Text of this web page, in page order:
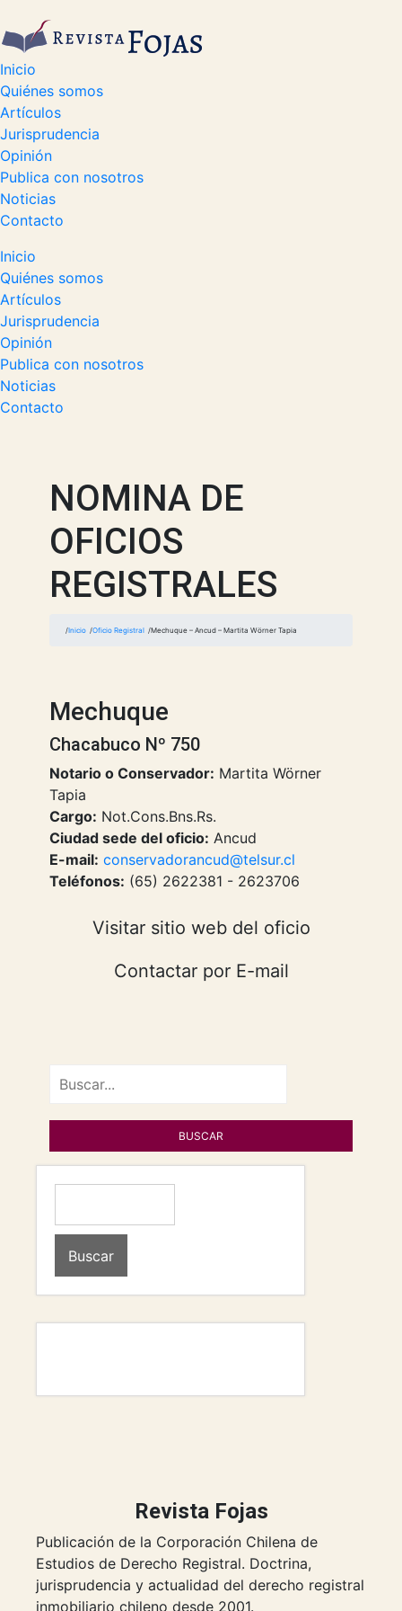
Inicio
Quiénes somos
Artículos
Jurisprudencia
Opinión
Publica con nosotros
Noticias
Contacto
Inicio
Quiénes somos
Artículos
Jurisprudencia
Opinión
Publica con nosotros
Noticias
Contacto
NOMINA DE
OFICIOS
REGISTRALES
Inicio Oficio Registral Mechuque – Ancud – Martita Wörner Tapia
Mechuque
Chacabuco Nº 750
Notario o Conservador: Martita Wörner
Tapia
Cargo: Not.Cons.Bns.Rs.
Ciudad sede del oficio: Ancud
E-mail: conservadorancud@telsur.cl
Teléfonos: (65) 2622381 - 2623706
Visitar sitio web del oficio
Contactar por E-mail
Buscar
Revista Fojas
Publicación de la Corporación Chilena de
Estudios de Derecho Registral. Doctrina,
jurisprudencia y actualidad del derecho registral
inmobiliario chileno desde 2001.